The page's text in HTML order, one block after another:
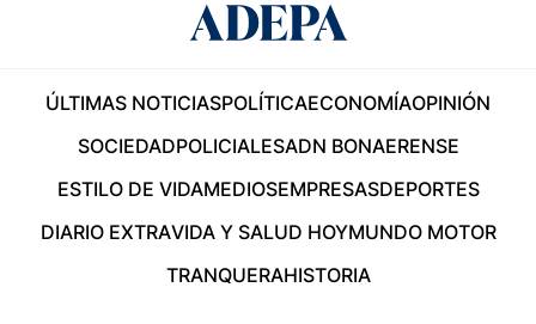
ÚLTIMAS NOTICIASPOLÍTICAECONOMÍAOPINIÓN
SOCIEDADPOLICIALESADN BONAERENSE
ESTILO DE VIDAMEDIOSEMPRESASDEPORTES
DIARIO EXTRAVIDA Y SALUD HOYMUNDO MOTOR
TRANQUERAHISTORIA